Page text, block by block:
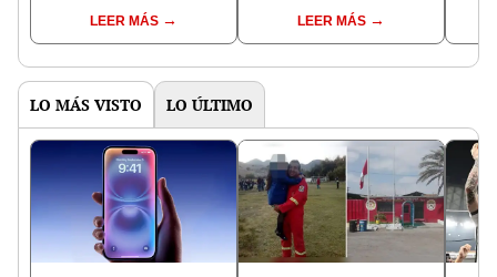
respuestaLEER MÁS
emergencia?
LEER MÁS
LO MÁS VISTO LO ÚLTIMO